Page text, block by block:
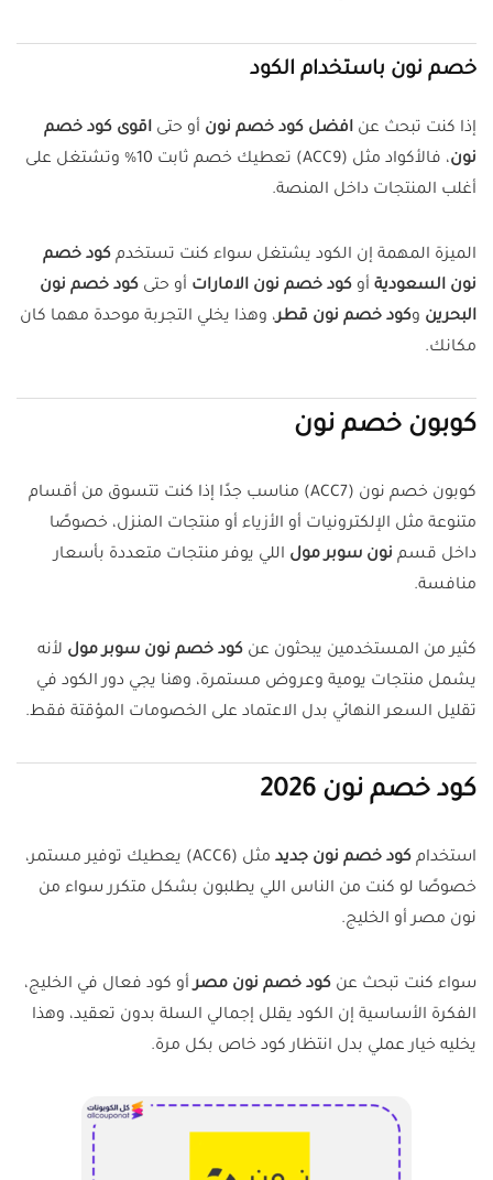
خصم نون باستخدام الكود
إذا كنت تبحث عن افضل كود خصم نون أو حتى اقوى كود خصم
نون
، فالأكواد مثل (ACC9) تعطيك خصم ثابت 10% وتشتغل على
أغلب المنتجات داخل المنصة.
الميزة المهمة إن الكود يشتغل سواء كنت تستخدم كود خصم
نون السعودية أو كود خصم نون الامارات أو حتى كود خصم نون
البحرين وكود خصم نون قطر، وهذا يخلي التجربة موحدة مهما كان
مكانك.
كوبون خصم نون
كوبون خصم نون (ACC7) مناسب جدًا إذا كنت تتسوق من أقسام
متنوعة مثل الإلكترونيات أو الأزياء أو منتجات المنزل، خصوصًا
داخل قسم نون سوبر مول اللي يوفر منتجات متعددة بأسعار
منافسة.
كثير من المستخدمين يبحثون عن كود خصم نون سوبر مول لأنه
يشمل منتجات يومية وعروض مستمرة، وهنا يجي دور الكود في
تقليل السعر النهائي بدل الاعتماد على الخصومات المؤقتة فقط.
كود خصم نون 2026
استخدام كود خصم نون جديد
مثل (ACC6) يعطيك توفير مستمر،
خصوصًا لو كنت من الناس اللي يطلبون بشكل متكرر سواء من
نون مصر أو الخليج.
سواء كنت تبحث عن كود خصم نون مصرأو كود فعال في الخليج،
الفكرة الأساسية إن الكود يقلل إجمالي السلة بدون تعقيد، وهذا
يخليه خيار عملي بدل انتظار كود خاص بكل مرة.